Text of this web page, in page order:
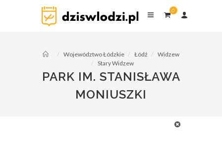
0
Województwo Łódzkie Łódź
Widzew
Stary Widzew
PARK IM. STANISŁAWA
MONIUSZKI
0komentarzy